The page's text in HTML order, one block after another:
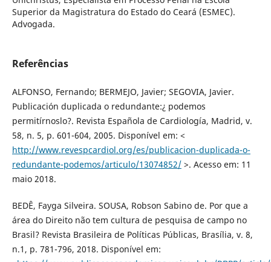
Superior da Magistratura do Estado do Ceará (ESMEC).
Advogada.
Referências
ALFONSO, Fernando; BERMEJO, Javier; SEGOVIA, Javier.
Publicación duplicada o redundante:¿ podemos
permitírnoslo?. Revista Española de Cardiología, Madrid, v.
58, n. 5, p. 601-604, 2005. Disponível em: <
http://www.revespcardiol.org/es/publicacion-duplicada-o-
redundante-podemos/articulo/13074852/>. Acesso em: 11
maio 2018.
BEDÊ, Fayga Silveira. SOUSA, Robson Sabino de. Por que a
área do Direito não tem cultura de pesquisa de campo no
Brasil? Revista Brasileira de Políticas Públicas, Brasília, v. 8,
n.1, p. 781-796, 2018. Disponível em: